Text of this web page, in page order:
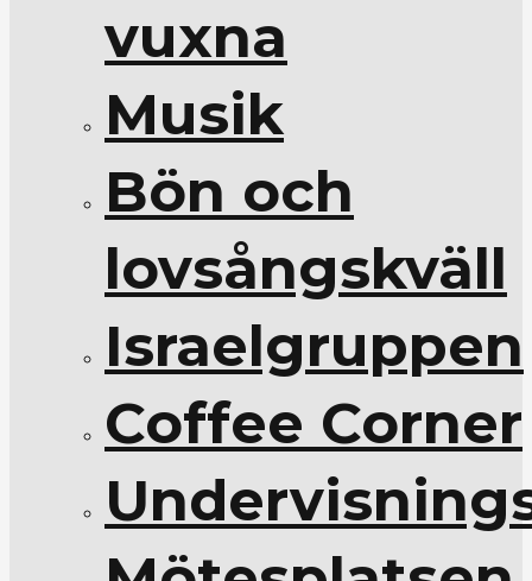
vuxna
Musik
Bön och
lovsångskväll
Israelgruppen
Coffee Corner